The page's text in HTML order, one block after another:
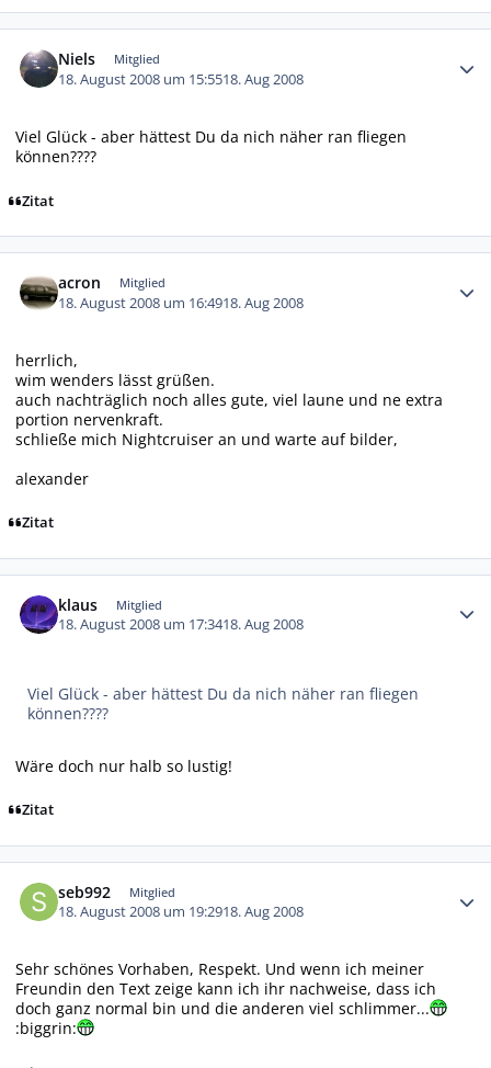
Niels Mitglied
18. August 2008 um 15:5518. Aug 2008
Viel Glück - aber hättest Du da nich näher ran fliegen
können????
Zitat
acron Mitglied
18. August 2008 um 16:4918. Aug 2008
herrlich,
wim wenders lässt grüßen.
auch nachträglich noch alles gute, viel laune und ne extra
portion nervenkraft.
schließe mich Nightcruiser an und warte auf bilder,
alexander
Zitat
klaus Mitglied
18. August 2008 um 17:3418. Aug 2008
Viel Glück - aber hättest Du da nich näher ran fliegen
können????
Wäre doch nur halb so lustig!
Zitat
seb992 Mitglied
18. August 2008 um 19:2918. Aug 2008
Sehr schönes Vorhaben, Respekt. Und wenn ich meiner
Freundin den Text zeige kann ich ihr nachweise, dass ich
doch ganz normal bin und die anderen viel schlimmer...
:biggrin: